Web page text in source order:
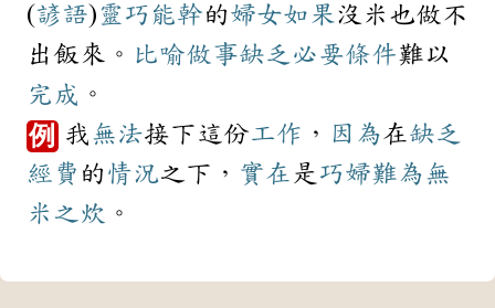
(諺語) 靈巧 能幹的婦女如果沒米也做不
出飯來。 比喻做事缺乏 必要條件難以
完成 。
例 我無法接下這份工作 ， 因為在缺乏
經費 的 情況之下， 實在 是 巧婦難為無
米之炊 。